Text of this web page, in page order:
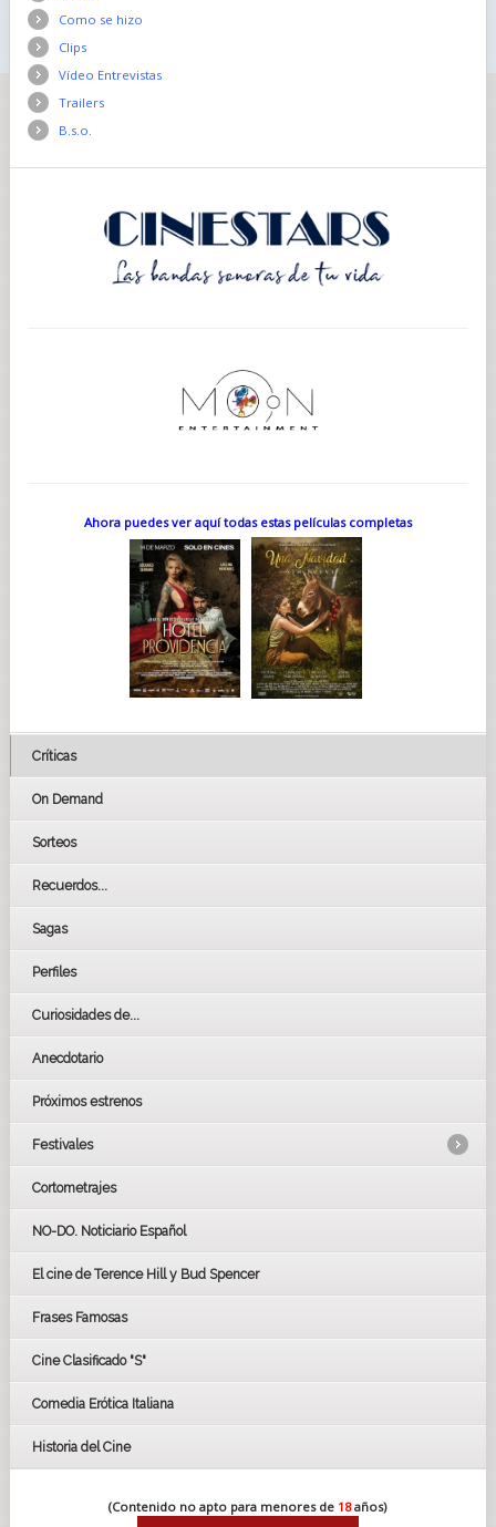
Como se hizo
Clips
Vídeo Entrevistas
Trailers
B.s.o.
Ahora puedes ver aquí todas estas películas completas
Críticas
On Demand
Sorteos
Recuerdos...
Sagas
Perfiles
Curiosidades de...
Anecdotario
Próximos estrenos
Festivales
LOS OSCARS
GOYAS
BAFTA
Cortometrajes
NO-DO. Noticiario Español
El cine de Terence Hill y Bud Spencer
Frases Famosas
Cine Clasificado "S"
Comedia Erótica Italiana
Historia del Cine
(Contenido no apto para menores de 18años)